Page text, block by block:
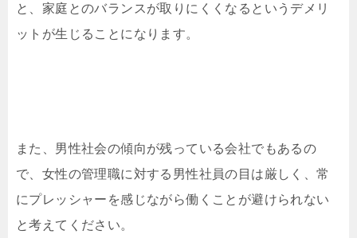
と、家庭とのバランスが取りにくくなるというデメリ
ットが生じることになります。
また、男性社会の傾向が残っている会社でもあるの
で、女性の管理職に対する男性社員の目は厳しく、常
にプレッシャーを感じながら働くことが避けられない
と考えてください。